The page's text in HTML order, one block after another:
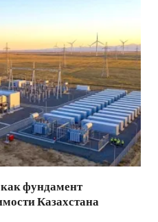
фундамент
Казахстана